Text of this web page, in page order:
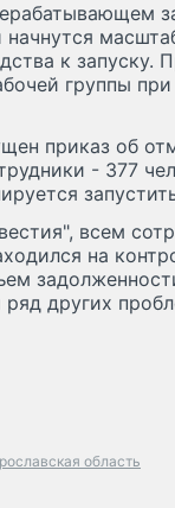
начнутся
к запуску.
группы
приказ об
- 377
всем
на
других
область